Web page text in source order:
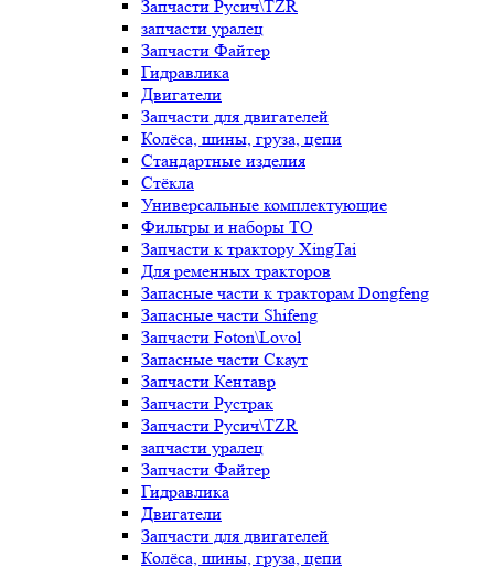
Запчасти Русич\TZR
запчасти уралец
Запчасти Файтер
Гидравлика
Двигатели
Запчасти для двигателей
Колёса, шины, груза, цепи
Стандартные изделия
Стёкла
Универсальные комплектующие
Фильтры и наборы ТО
Запчасти к трактору XingTai
Для ременных тракторов
Запасные части к тракторам Dongfeng
Запасные части Shifeng
Запчасти Foton\Lovol
Запасные части Скаут
Запчасти Кентавр
Запчасти Рустрак
Запчасти Русич\TZR
запчасти уралец
Запчасти Файтер
Гидравлика
Двигатели
Запчасти для двигателей
Колёса, шины, груза, цепи